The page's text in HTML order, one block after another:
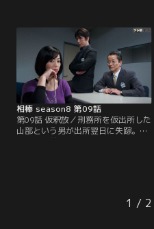
日、年金事務所の職員に「人殺
し！」と詰め寄っていた藤石の婚約
者・亜由美（久遠さやか）による
と、藤石は亡くなる直前まで亜由美
と一緒におり、不正を告発する、会
社も辞めると言っていたらしい。
相棒 season8 第09話
第09話 仮釈放／刑務所を仮出所した
山部という男が出所翌日に失踪。山
部は数年前に覚せい剤を所持し、一
香）という女性がたびたび山部に面
会に来ていた。右京（水谷豊）と尊
1